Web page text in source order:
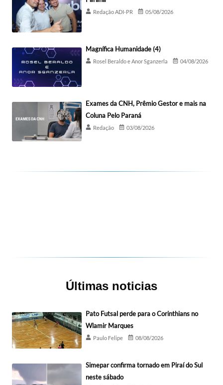
Redação ADI-PR 05/08/2026
Magnífica Humanidade (4)
Rosel Beraldo e Anor Sganzerla 04/08/2026
Exames da CNH, Prêmio Gestor e mais na
Coluna Pelo Paraná
Redação 03/08/2026
Últimas noticias
Pato Futsal perde para o Corinthians no
Wlamir Marques
Paulo Felipe 08/08/2026
Simepar confirma tornado em Piraí do Sul
neste sábado